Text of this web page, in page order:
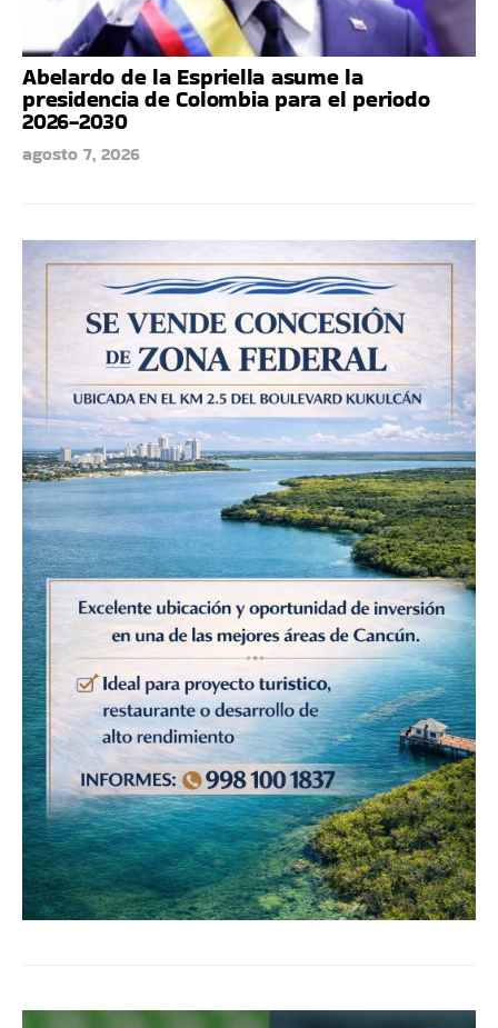
Abelardo de la Espriella asume la
presidencia de Colombia para el periodo
2026-2030
agosto 7, 2026